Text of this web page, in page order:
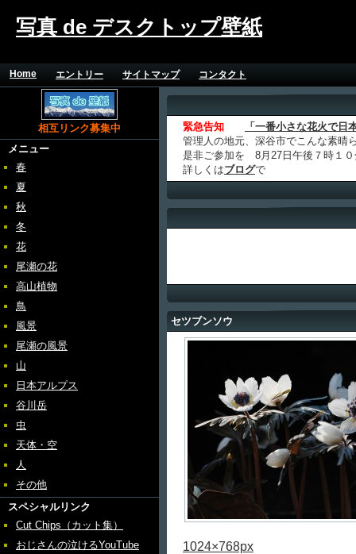
写真 de デスクトップ壁紙
Home エントリー サイトマップ コンタクト
相互リンク募集中
メニュー
春
夏
秋
冬
花
尾瀬の花
高山植物
鳥
風景
尾瀬の風景
山
日本アルプス
谷川岳
虫
天体・空
人
その他
スペシャルリンク
Cut Chips（カット集）
おじさんの泣けるYouTube
緊急告知
「一番小さな花火で日
管理人の地元、深谷市でこんな素晴
是非ご参加を 8月27日午後７時１０
詳しくはブログで
セツブンソウ
1024×768px